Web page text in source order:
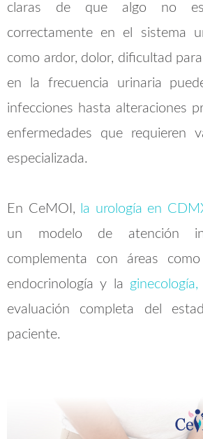
claras de que algo no
correctamente en el sistema
como ardor, dolor, dificultad
en la frecuencia urinaria
infecciones hasta alteraciones
enfermedades que requieren
especializada.
En CeMOI, la urología en
un modelo de atención
complementa con áreas
endocrinología y la ginecología,
evaluación completa del
paciente.